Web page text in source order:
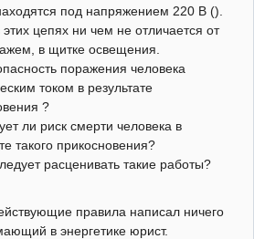
под напряжением 220 В ().
этих цепях ни чем не отличается от
в щитке освещения.
поражения человека
током в результате
?
ли риск смерти человека в
такого прикосновения?
расценивать такие работы?
правила написал ничего
в энергетике юрист.